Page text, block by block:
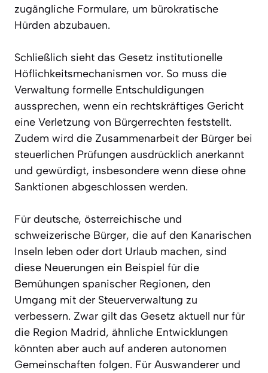
zugängliche Formulare, um bürokratische
Hürden abzubauen.
Schließlich sieht das Gesetz institutionelle
Höflichkeitsmechanismen vor. So muss die
Verwaltung formelle Entschuldigungen
aussprechen, wenn ein rechtskräftiges Gericht
eine Verletzung von Bürgerrechten feststellt.
Zudem wird die Zusammenarbeit der Bürger bei
steuerlichen Prüfungen ausdrücklich anerkannt
und gewürdigt, insbesondere wenn diese ohne
Sanktionen abgeschlossen werden.
Für deutsche, österreichische und
schweizerische Bürger, die auf den Kanarischen
Inseln leben oder dort Urlaub machen, sind
diese Neuerungen ein Beispiel für die
Bemühungen spanischer Regionen, den
Umgang mit der Steuerverwaltung zu
verbessern. Zwar gilt das Gesetz aktuell nur für
die Region Madrid, ähnliche Entwicklungen
könnten aber auch auf anderen autonomen
Gemeinschaften folgen. Für Auswanderer und